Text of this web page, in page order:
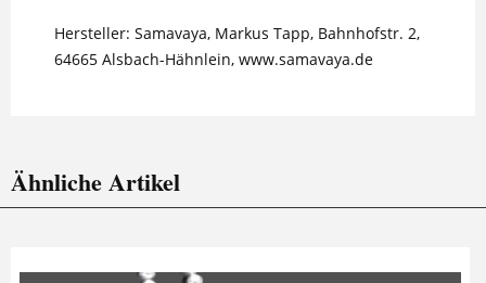
Hersteller: Samavaya, Markus Tapp, Bahnhofstr. 2,
64665 Alsbach-Hähnlein, www.samavaya.de
Ähnliche Artikel